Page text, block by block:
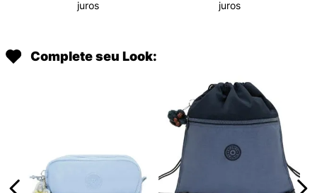
juros juros
Complete seu Look: